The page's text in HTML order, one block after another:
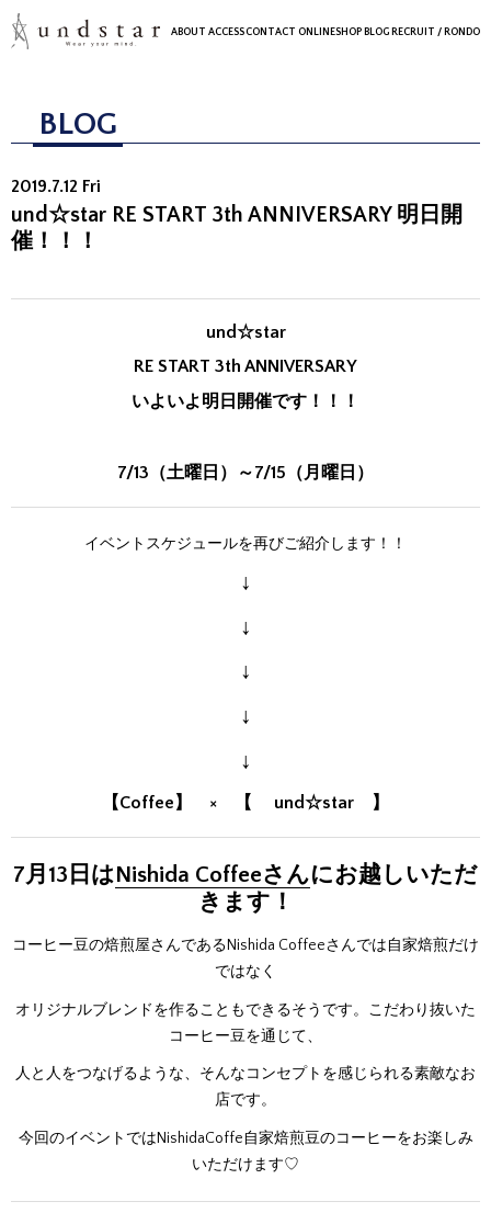
ABOUT ACCESSCONTACT ONLINESHOP BLOG RECRUIT / RONDO
BLOG
2019.7.12 Fri
und☆star RE START 3th ANNIVERSARY 明日開
催！！！
und☆star
RE START 3th ANNIVERSARY
いよいよ明日開催です！！！
7/13（土曜日）～7/15（月曜日）
イベントスケジュールを再びご紹介します！！
↓
↓
↓
↓
↓
【Coffee】 × 【 und☆star 】
7月13日はNishida Coffeeさんにお越しいただ
きます！
コーヒー豆の焙煎屋さんであるNishida Coffeeさんでは自家焙煎だけ
ではなく
オリジナルブレンドを作ることもできるそうです。こだわり抜いた
コーヒー豆を通じて、
人と人をつなげるような、そんなコンセプトを感じられる素敵なお
店です。
今回のイベントではNishidaCoffe自家焙煎豆のコーヒーをお楽しみ
いただけます♡